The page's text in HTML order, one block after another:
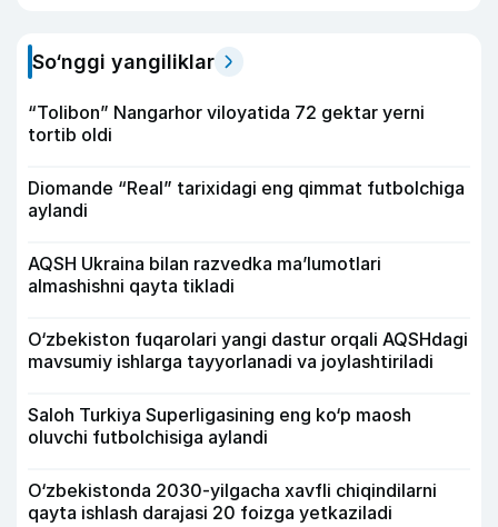
So‘nggi yangiliklar
“Tolibon” Nangarhor viloyatida 72 gektar yerni
tortib oldi
Diomande “Real” tarixidagi eng qimmat futbolchiga
aylandi
AQSH Ukraina bilan razvedka ma’lumotlari
almashishni qayta tikladi
O‘zbekiston fuqarolari yangi dastur orqali AQSHdagi
mavsumiy ishlarga tayyorlanadi va joylashtiriladi
Saloh Turkiya Superligasining eng ko‘p maosh
oluvchi futbolchisiga aylandi
O‘zbekistonda 2030-yilgacha xavfli chiqindilarni
qayta ishlash darajasi 20 foizga yetkaziladi